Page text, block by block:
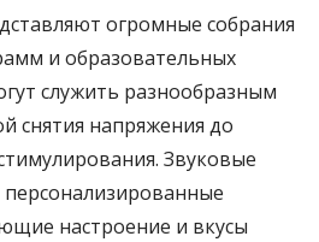
огромные собрания
и образовательных
служить разнообразным
снятия напряжения до
Звуковые
настроение и вкусы